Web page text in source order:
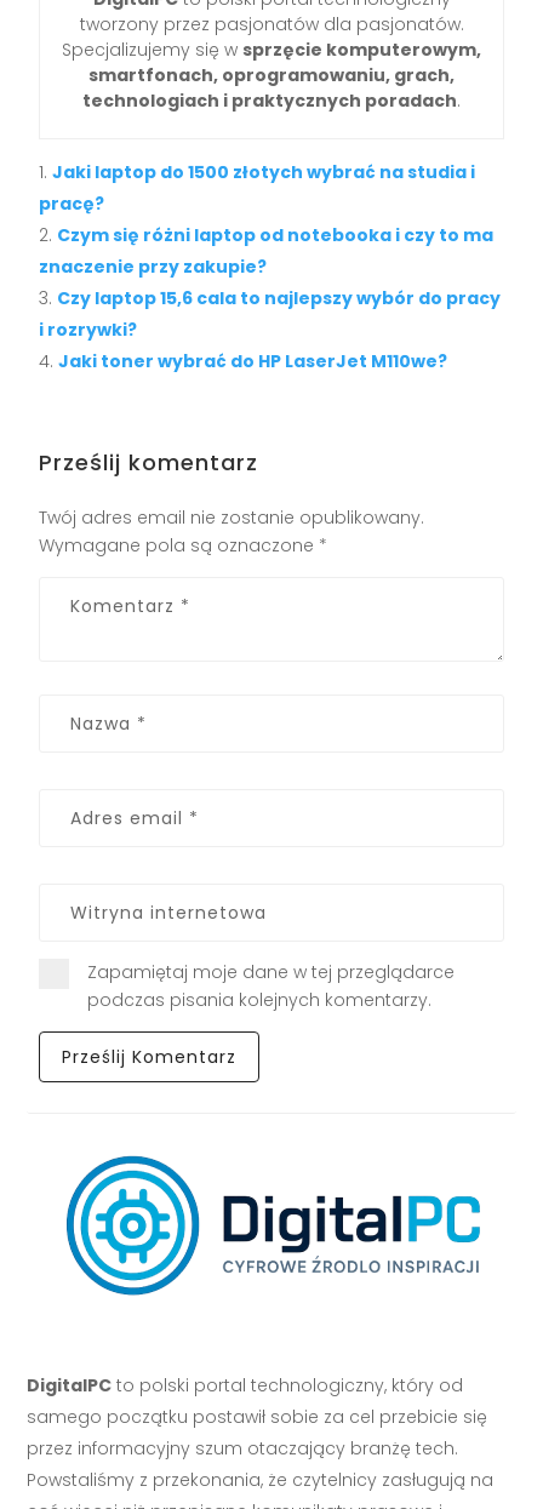
tworzony przez pasjonatów dla pasjonatów.
Specjalizujemy się w sprzęcie komputerowym,
smartfonach, oprogramowaniu, grach,
technologiach i praktycznych poradach.
Jaki laptop do 1500 złotych wybrać na studia i
pracę?
Czym się różni laptop od notebooka i czy to ma
znaczenie przy zakupie?
Czy laptop 15,6 cala to najlepszy wybór do pracy
i rozrywki?
Jaki toner wybrać do HP LaserJet M110we?
Prześlij komentarz
Twój adres email nie zostanie opublikowany.
Wymagane pola są oznaczone *
Zapamiętaj moje dane w tej przeglądarce
podczas pisania kolejnych komentarzy.
DigitalPC to polski portal technologiczny, który od
samego początku postawił sobie za cel przebicie się
przez informacyjny szum otaczający branżę tech.
Powstaliśmy z przekonania, że czytelnicy zasługują na